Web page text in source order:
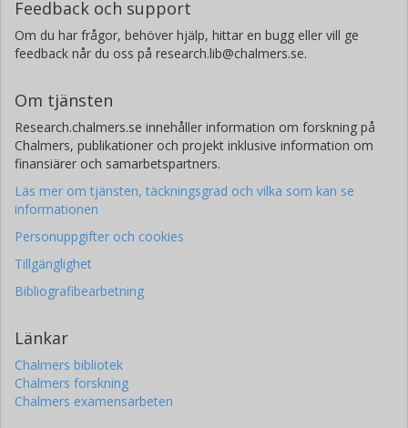
Feedback och support
Om du har frågor, behöver hjälp, hittar en bugg eller vill ge
feedback når du oss på research.lib@chalmers.se.
Om tjänsten
Research.chalmers.se innehåller information om forskning på
Chalmers, publikationer och projekt inklusive information om
finansiärer och samarbetspartners.
Läs mer om tjänsten, täckningsgrad och vilka som kan se
informationen
Personuppgifter och cookies
Tillgänglighet
Bibliografibearbetning
Länkar
Chalmers bibliotek
Chalmers forskning
Chalmers examensarbeten